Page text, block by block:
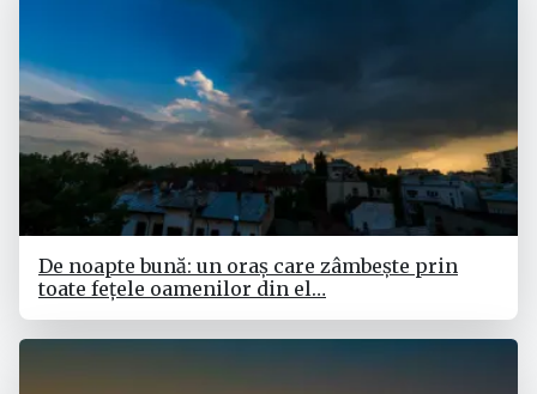
De noapte bună: un oraș care zâmbește prin
toate fețele oamenilor din el…